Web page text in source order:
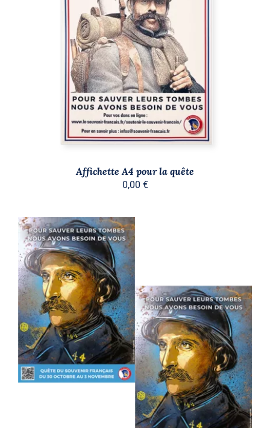
AJOUTER AU PANIER
Affichette A4 pour la quête
0,00 €
AJOUTER AU PANIER
DÉTAILS